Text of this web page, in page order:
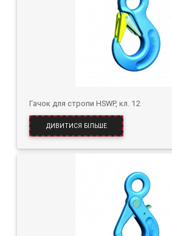
Гачок для стропи HSWP, кл. 12
ДИВИТИСЯ БІЛЬШЕ